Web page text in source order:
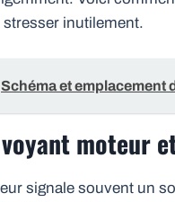
stresser inutilement.
Schéma et emplacement
moteur
signale souvent un